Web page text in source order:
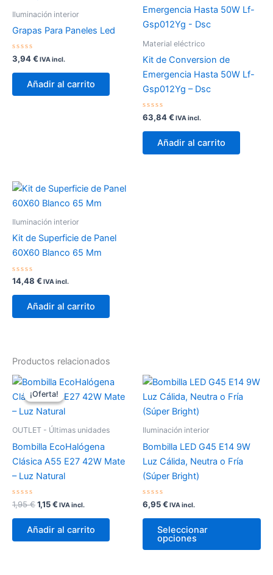
Iluminación interior
Grapas Para Paneles Led
Valorado
con
0
3,94€ IVA incl.
Añadir al carrito
Material eléctrico
Kit de Conversion de
Emergencia Hasta 50W Lf-
Gsp012Yg – Dsc
Valorado
con
0
63,84€ IVA incl.
Añadir al carrito
Iluminación interior
Kit de Superficie de Panel
60X60 Blanco 65 Mm
Valorado
con
0
14,48 € IVA incl.
Añadir al carrito
Productos relacionados
¡Oferta!
¡Oferta!
OUTLET - Últimas unidades
Bombilla EcoHalógena
Clásica A55 E27 42W Mate
– Luz Natural
Valorado
con
0
1,95€El
original
era:
1,15€El
actual
es:
IVA incl.
Añadir al carrito
Iluminación interior
Bombilla LED G45 E14 9W
Luz Cálida, Neutra o Fría
(Súper Bright)
Valorado
con
0
6,95€ IVA incl.
Seleccionar
opciones